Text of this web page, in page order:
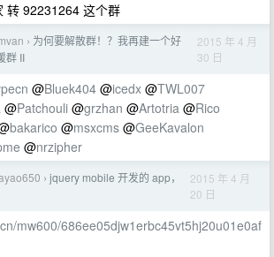
转 92231264 这个群
› 为何要解散群！？我再建一个好
群 II
2015 年 4 月
30 日
@Bluek404 @icedx @TWL007
@Patchouli @grzhan @Artotria @Rico
bakarico @msxcms @GeeKavalon
@nrzipher
› jquery mobile 开发的 app，
2015 年 4 月
20 日
mw600/686ee05djw1erbc45vt5hj20u01e0af